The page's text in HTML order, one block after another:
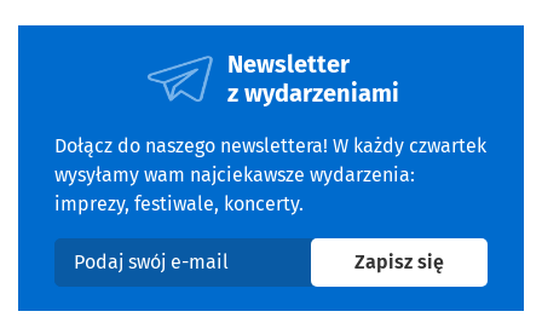
INFORMACJE DODATKOWE
Otwiera się w nowej karcie
Otwiera się w nowej karcie
Newsletter
z wydarzeniami
Dołącz do naszego newslettera! W każdy czwartek
wysyłamy wam najciekawsze wydarzenia:
imprezy, festiwale, koncerty.
Podaj swój e-mail
Zapisz sięna